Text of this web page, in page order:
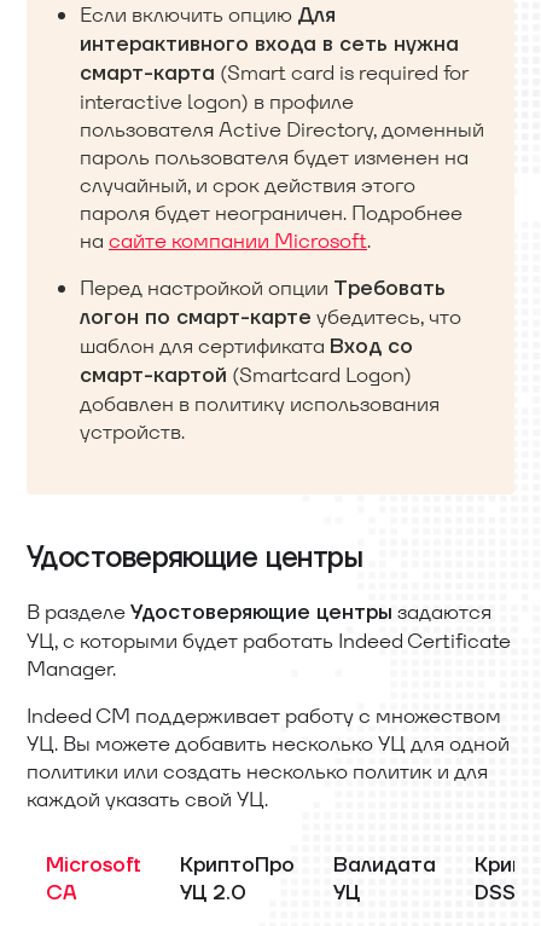
Если включить опцию Для
интерактивного входа в сеть нужна
смарт-карта (Smart card is required for
interactive logon) в профиле
пользователя Active Directory, доменный
пароль пользователя будет изменен на
случайный, и срок действия этого
пароля будет неограничен. Подробнее
на сайте компании Microsoft.
Перед настройкой опции Требовать
логон по смарт-карте убедитесь, что
шаблон для сертификата Вход со
смарт-картой (Smartcard Logon)
добавлен в политику использования
устройств.
Удостоверяющие центры
В разделеУдостоверяющие центры задаются
УЦ, с которыми будет работать Indeed Certificate
Manager.
Indeed CM поддерживает работу с множеством
УЦ. Вы можете добавить несколько УЦ для одной
политики или создать несколько политик и для
каждой указать свой УЦ.
Microsoft
CA
КриптоПро
УЦ 2.0
Валидата
УЦ
DSS